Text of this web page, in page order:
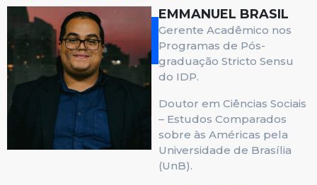
EMMANUEL BRASIL
Gerente Acadêmico nos
Programas de Pós-
graduação Stricto Sensu
do IDP.
Doutor em Ciências Sociais
– Estudos Comparados
sobre às Américas pela
Universidade de Brasília
(UnB).